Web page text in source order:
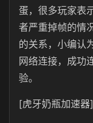
蛋，很多玩家表
者严重掉帧的情
的关系，小编认
网络连接，成功
验。
[虎牙奶瓶加速器]